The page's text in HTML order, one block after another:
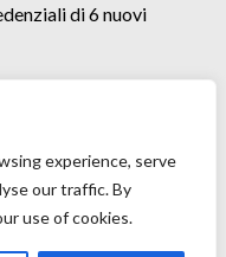
experience, serve
our traffic. By
use of cookies.
di 6 nuovi